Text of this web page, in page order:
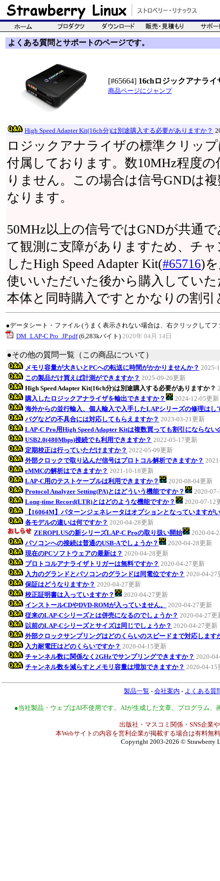
よくある質問とサポートのページです。
[#65664] 16chロジックアナライ
商品ページにジャンプ
High Speed Adapter Kit(16ch分)は別途購入する必要がありますか？
ロジックアナライザの標準クリッ
付属しております。数10MHz程度
りません。この場合は信号GNDは
なります。
50MHz以上の信号ではGNDが共通
て観測に支障がありますため、チ
したHigh Speed Adapter Kit(#65716)
使いいただいた後から購入してい
本体と同時購入ですとかなりの割
●データシート・ファイル (うまく表示されない場合は、右クリックして
DM_LAP-C Pro_JP.pdf(6,283kバイト) 2020年 04月 14日
●その他の質問一覧（この商品について）
メモリ容量が大きいとPCへの転送に時間がかかりませんか？ 2025-
この製品だけ買えば計測ができますか？ 2025-09-20更新
High Speed Adapter Kit(16ch分)は別途購入する必要がありますか？
購入したロジックアナライザを輸出できますか？
2024-12-05更新
海外からの並行輸入、個人輸入で入手したLAPシリーズの修理はし
バグなどの不具合には対応してもらえますか？ 2023-03-21更新
LAP-C Pro用High Speed Adapter Kitは複数買っても割引にならない
USB2.0(480Mbps)接続でも利用できますか？ 2022-05-17更新
定期校正は行っていただけますか？ 2022-05-09更新
外部クロックで取り込んだ信号はプロトコル解析できますか？
eMMCの解析はできますか？ 2021-10-18更新
LAP-C用のテストケーブルは利用できますか？
2020-08-04更新
Protocol Analyzer Setting(PA)とはどういう機能ですか？
2020-
Long-time Record(LTR)とはどのような機能ですか？
2020-07-12
【16064M】パターンジェネレータはオプションとなっていますが
各モデルの違いは何ですか？ 2020-04-28更新
ZEROPLUSの新シリーズLAP-C Proの取り扱い開始
2020-04-
パソコンへの接続は普通のUSB-Aでしょうか？
2020-04-28更新
現在のPCソフトウェアの最新は？ 2020-04-28更新
プロトコルアナライザトリガーは無料ですか？ 2020-04-27更新
入力のグランドとパソコンのグランドは同電位ですか？ 2020-04-27
保証はどうなりますか？ 2020-04-27更新
校正証明書は入っていますか？
2020-04-27更新
インストールCDやDVD-ROMが入っていません。
2020-04-27更新
従来のLAP-Cシリーズとは併売になるのでしょうか？ 2020-04-27更
以前のLAP-Cシリーズとサイズは同じでしょうか？ 2020-04-27更新
外部クロックサンプリングはどのくらいのスピードまで対応します
入力耐電圧はどのくらいですか？ 2020-04-15更新
チャンネル数に関係なく2GHzでサンプリングできますか？ 2020-
チャンネル数を減らすとメモリ容量は増加できますか？ 2020-04-15
製品一覧 - 会社案内 - よくある質
●当社製品・ウェブはAI不使用です。AIが生成した文章、プログラム
出版社・マスコミ関係・SNS企業
本Webサイトの内容を営利企業が掲載する場合は有料無
Copyright 2003-2026 © Strawberry